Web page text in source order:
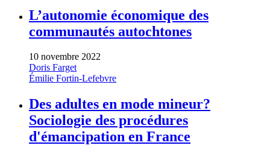
L’autonomie économique des
communautés autochtones
10 novembre 2022
Doris Farget
Émilie Fortin-Lefebvre
Des adultes en mode mineur?
Sociologie des procédures
d'émancipation en France